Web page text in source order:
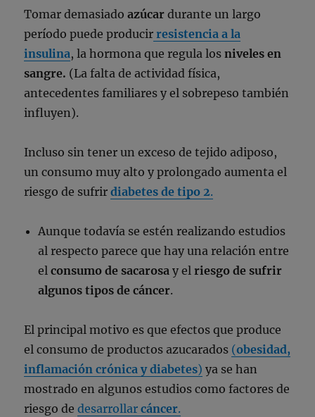
Tomar demasiadoazúcar durante un largo
período puede producir resistencia a la
insulina, la hormona que regula losniveles en
sangre. (La falta de actividad física,
antecedentes familiares y el sobrepeso también
influyen).
Incluso sin tener un exceso de tejido adiposo,
un consumo muy alto y prolongado aumenta el
riesgo de sufrirdiabetes de tipo 2.
Aunque todavía se estén realizando estudios
al respecto parece que hay una relación entre
elconsumo de sacarosa y elriesgo de sufrir
algunos tipos de cáncer.
El principal motivo es que efectos que produce
el consumo de productos azucarados (obesidad,
inflamación crónica y diabetes) ya se han
mostrado en algunos estudios como factores de
riesgo dedesarrollarcáncer.